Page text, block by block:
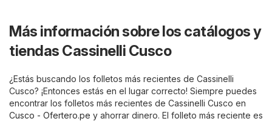
Más información sobre los catálogos y
tiendas Cassinelli Cusco
¿Estás buscando los folletos más recientes de Cassinelli
Cusco? ¡Entonces estás en el lugar correcto! Siempre puedes
encontrar los folletos más recientes de Cassinelli Cusco en
Cusco - Ofertero.pe y ahorrar dinero. El folleto más reciente es